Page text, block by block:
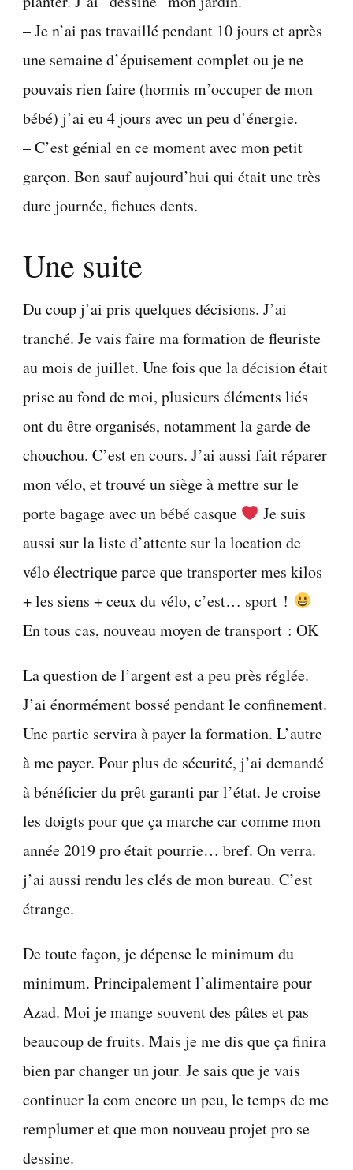
– Je n’ai pas travaillé pendant 10 jours et après
une semaine d’épuisement complet ou je ne
pouvais rien faire (hormis m’occuper de mon
bébé) j’ai eu 4 jours avec un peu d’énergie.
– C’est génial en ce moment avec mon petit
garçon. Bon sauf aujourd’hui qui était une très
dure journée, fichues dents.
Une suite
Du coup j’ai pris quelques décisions. J’ai
tranché. Je vais faire ma formation de fleuriste
au mois de juillet. Une fois que la décision était
prise au fond de moi, plusieurs éléments liés
ont du être organisés, notamment la garde de
chouchou. C’est en cours. J’ai aussi fait réparer
mon vélo, et trouvé un siège à mettre sur le
porte bagage avec un bébé casque
Je suis
aussi sur la liste d’attente sur la location de
vélo électrique parce que transporter mes kilos
+ les siens + ceux du vélo, c’est… sport !
En tous cas, nouveau moyen de transport : OK
La question de l’argent est a peu près réglée.
J’ai énormément bossé pendant le confinement.
Une partie servira à payer la formation. L’autre
à me payer. Pour plus de sécurité, j’ai demandé
à bénéficier du prêt garanti par l’état. Je croise
les doigts pour que ça marche car comme mon
année 2019 pro était pourrie… bref. On verra.
j’ai aussi rendu les clés de mon bureau. C’est
étrange.
De toute façon, je dépense le minimum du
minimum. Principalement l’alimentaire pour
Azad. Moi je mange souvent des pâtes et pas
beaucoup de fruits. Mais je me dis que ça finira
bien par changer un jour. Je sais que je vais
continuer la com encore un peu, le temps de me
remplumer et que mon nouveau projet pro se
dessine.